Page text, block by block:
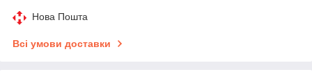
Нова Пошта
Всі умови доставки